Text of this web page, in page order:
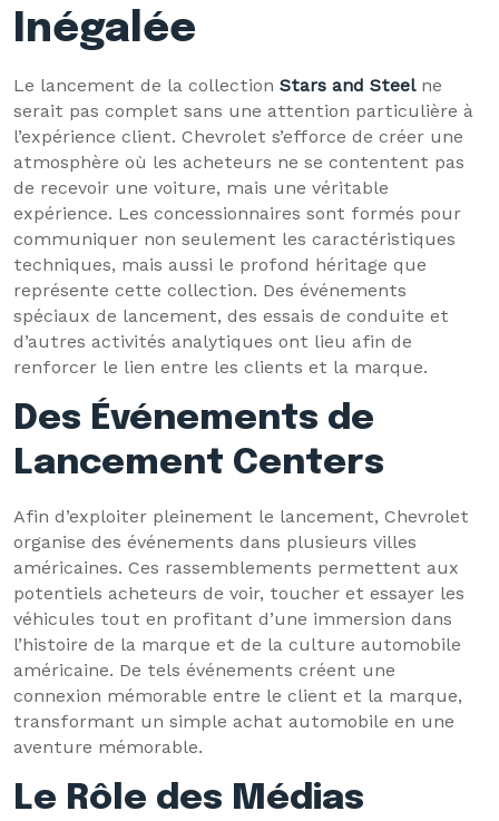
Inégalée
Le lancement de la collection Stars and Steelne
serait pas complet sans une attention particulière à
l’expérience client. Chevrolet s’efforce de créer une
atmosphère où les acheteurs ne se contentent pas
de recevoir une voiture, mais une véritable
expérience. Les concessionnaires sont formés pour
communiquer non seulement les caractéristiques
techniques, mais aussi le profond héritage que
représente cette collection. Des événements
spéciaux de lancement, des essais de conduite et
d’autres activités analytiques ont lieu afin de
renforcer le lien entre les clients et la marque.
Des Événements de
Lancement Centers
Afin d’exploiter pleinement le lancement, Chevrolet
organise des événements dans plusieurs villes
américaines. Ces rassemblements permettent aux
potentiels acheteurs de voir, toucher et essayer les
véhicules tout en profitant d’une immersion dans
l’histoire de la marque et de la culture automobile
américaine. De tels événements créent une
connexion mémorable entre le client et la marque,
transformant un simple achat automobile en une
aventure mémorable.
Le Rôle des Médias